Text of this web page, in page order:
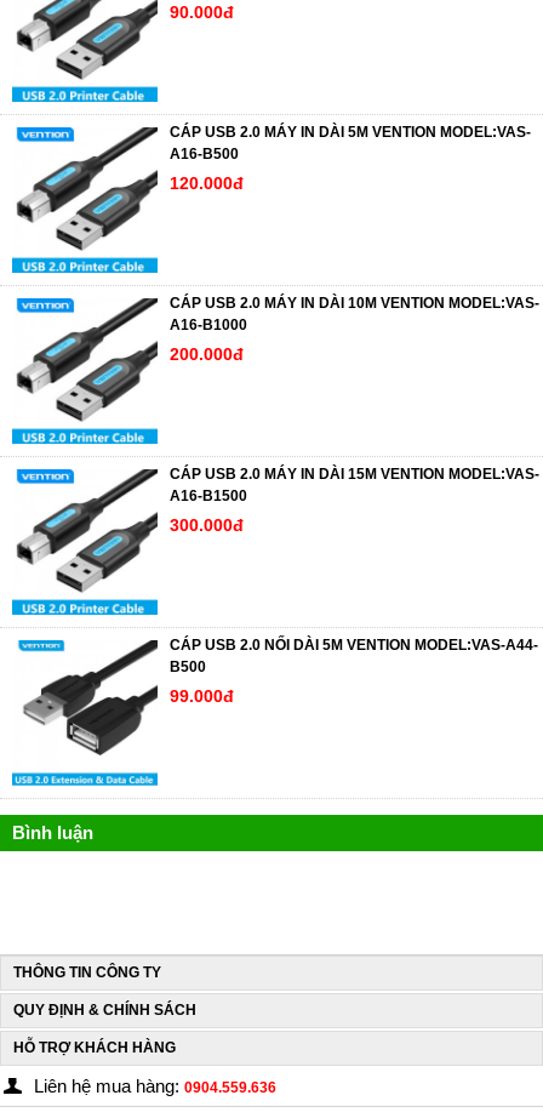
90.000đ
CÁP USB 2.0 MÁY IN DÀI 5M VENTION MODEL:VAS-
A16-B500
120.000đ
CÁP USB 2.0 MÁY IN DÀI 10M VENTION MODEL:VAS-
A16-B1000
200.000đ
CÁP USB 2.0 MÁY IN DÀI 15M VENTION MODEL:VAS-
A16-B1500
300.000đ
CÁP USB 2.0 NỐI DÀI 5M VENTION MODEL:VAS-A44-
B500
99.000đ
Bình luận
THÔNG TIN CÔNG TY
QUY ĐỊNH & CHÍNH SÁCH
HỖ TRỢ KHÁCH HÀNG
Liên hệ mua hàng: 0904.559.636